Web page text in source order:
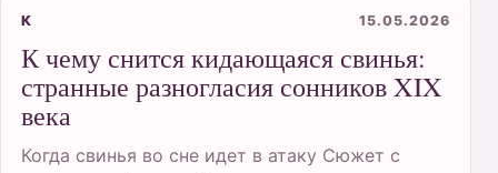
К 15.05.2026
К чему снится кидающаяся свинья:
странные разногласия сонников XIX
века
Когда свинья во сне идет в атаку Сюжет с